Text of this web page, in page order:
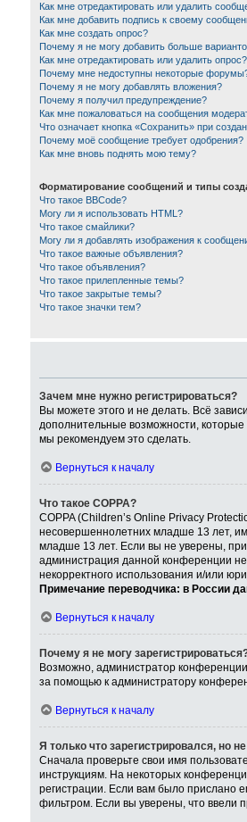
Как мне отредактировать или удалить
Как мне добавить подпись к своему
Как мне создать опрос?
Почему я не могу добавить больше
Как мне отредактировать или удалить опрос?
Почему мне недоступны некоторые
Почему я не могу добавлять вложения?
Почему я получил предупреждение?
Как мне пожаловаться на сообщения
Что означает кнопка «Сохранить» при
Почему моё сообщение требует одобрения?
Как мне вновь поднять мою тему?
Форматирование сообщений и типы
Что такое BBCode?
Могу ли я использовать HTML?
Что такое смайлики?
Могу ли я добавлять изображения к
Что такое важные объявления?
Что такое объявления?
Что такое прилепленные темы?
Что такое закрытые темы?
Что такое значки тем?
Зачем мне нужно регистрироваться?
Вы можете этого и не делать. Всё
дополнительные возможности, которые
мы рекомендуем это сделать.
Вернуться к началу
Что такое COPPA?
COPPA (Children’s Online Privacy
несовершеннолетних младше 13 лет,
младше 13 лет. Если вы не уверены,
администрация данной конференции
некорректного использования и/или
Примечание переводчика: в России
Вернуться к началу
Почему я не могу
Возможно, администратор
за помощью к администратору
Вернуться к началу
Я только что зарегистрировался, но
Сначала проверьте свои имя
инструкциям. На некоторых
регистрации. Если вам было прислано
фильтром. Если вы уверены, что ввели